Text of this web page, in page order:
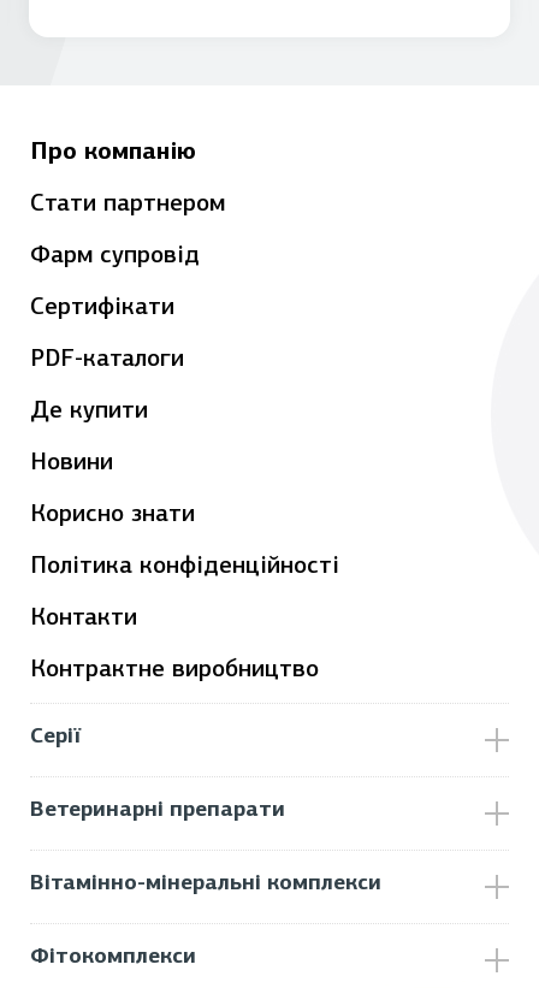
Про компанію
Стати партнером
Фарм супровід
Сертифікати
PDF-каталоги
Де купити
Новини
Корисно знати
Політика конфіденційності
Контакти
Контрактне виробництво
Серії
Ветеринарні препарати
Вітамінно-мінеральні комплекси
Фітокомплекси